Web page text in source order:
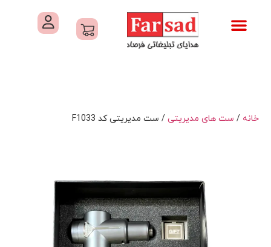
خانه / ست های مدیریتی/ ست مدیریتی کد F1033